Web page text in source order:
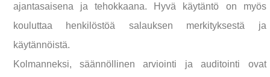
ajantasaisena ja tehokkaana. Hyvä käytäntö on myös
kouluttaa henkilöstöä salauksen merkityksestä ja
käytännöistä.
Kolmanneksi, säännöllinen arviointi ja auditointi ovat